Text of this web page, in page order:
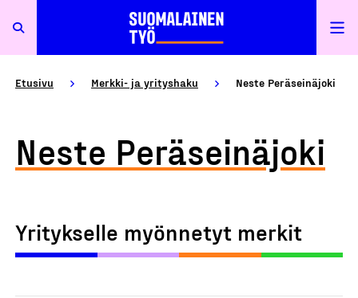
Etusivu Merkki- ja yrityshaku Neste Peräseinäjoki
Neste Peräseinäjoki
Yritykselle myönnetyt merkit